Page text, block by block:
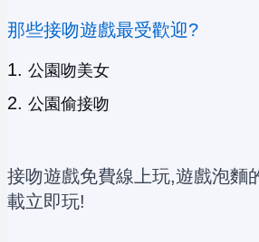
那些接吻遊戲最受歡迎?
公園吻美女
公園偷接吻
接吻遊戲免費線上玩,遊戲泡麵
載立即玩!